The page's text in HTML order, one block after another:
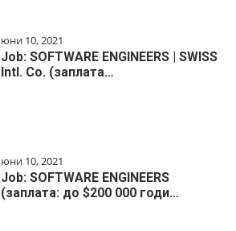
юни 10, 2021
Job: SOFTWARE ENGINEERS | SWISS
Intl. Co. (заплата…
юни 10, 2021
Job: SOFTWARE ENGINEERS
(заплата: до $200 000 годи…